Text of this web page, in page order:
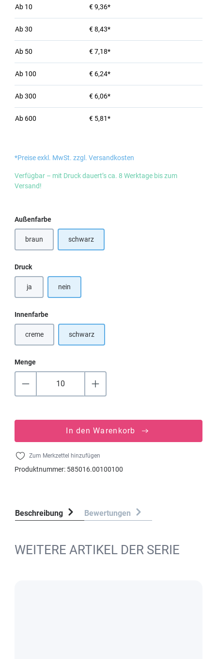
Ab 10 € 9,36*
Ab30 € 8,43*
Ab 50 € 7,18*
Ab 100 € 6,24*
Ab300 € 6,06*
Ab 600 € 5,81*
*Preise exkl. MwSt. zzgl. Versandkosten
Verfügbar – mit Druck dauert’s ca. 8 Werktage bis zum
Versand!
Außenfarbeauswählen
braun(Diese Option ist zurzeit nicht verfügbar.)
schwarz
Druckauswählen
ja nein
Innenfarbeauswählen
creme(Diese Option ist zurzeit nicht verfügbar.)
schwarz
Menge
In den Warenkorb
Zum Merkzettel hinzufügen
Produktnummer: 585016.00100100
Beschreibung Bewertungen
WEITERE ARTIKEL DER SERIE